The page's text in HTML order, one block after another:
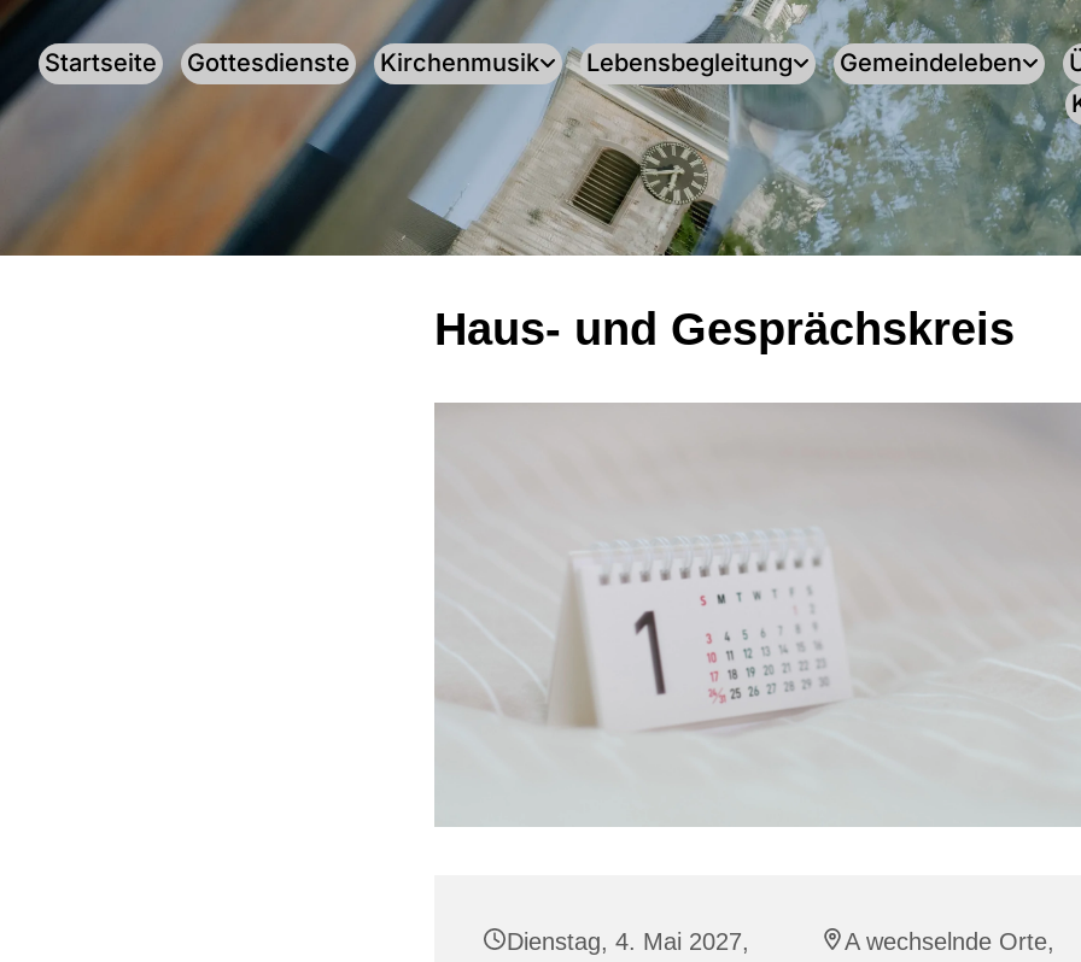
Startseite Gottesdienste Kirchenmusik Lebensbegleitung Gemeindeleben
Haus- und Gesprächskreis
Dienstag, 4. Mai 2027,
A wechselnde Orte,